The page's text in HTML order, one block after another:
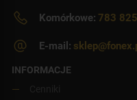
Komórkowe: 783
E-mail:
INFORMACJE